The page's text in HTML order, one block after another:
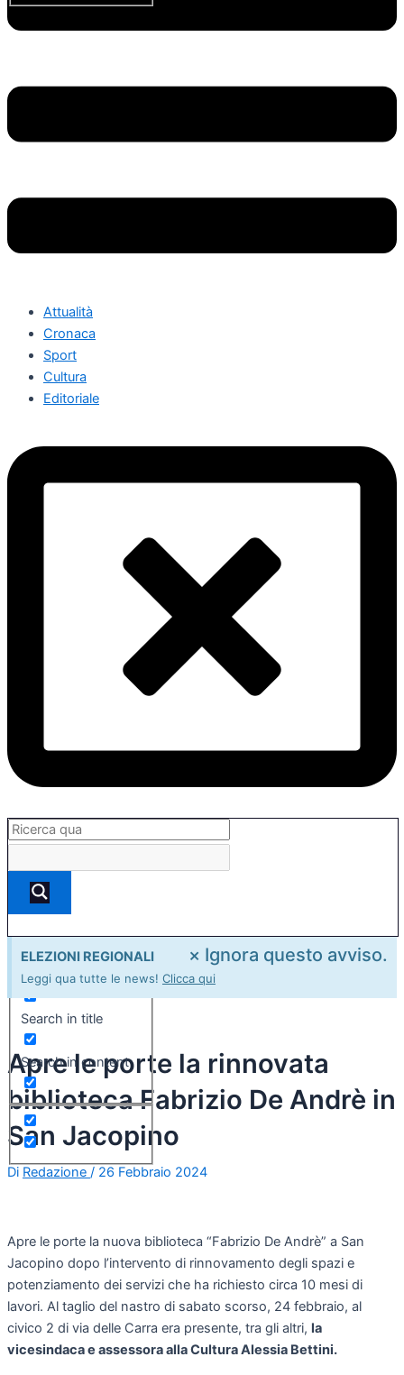
Attualità
Cronaca
Sport
Cultura
Editoriale
Exact matches only
Search in title
Search in content
ELEZIONI REGIONALI
Leggi qua tutte le news! Clicca qui
× Ignora questo avviso.
Apre le porte la rinnovata
biblioteca Fabrizio De Andrè in
San Jacopino
Di Redazione / 26 Febbraio 2024
Apre le porte la nuova biblioteca “Fabrizio De Andrè” a San
Jacopino dopo l’intervento di rinnovamento degli spazi e
potenziamento dei servizi che ha richiesto circa 10 mesi di
lavori. Al taglio del nastro di sabato scorso, 24 febbraio, al
civico 2 di via delle Carra era presente, tra gli altri, la
vicesindaca e assessora alla Cultura Alessia Bettini.